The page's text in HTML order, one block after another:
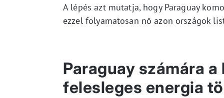
A lépés azt mutatja, hogy Paraguay
ezzel folyamatosan nő azon országok
Paraguay számára
felesleges energia